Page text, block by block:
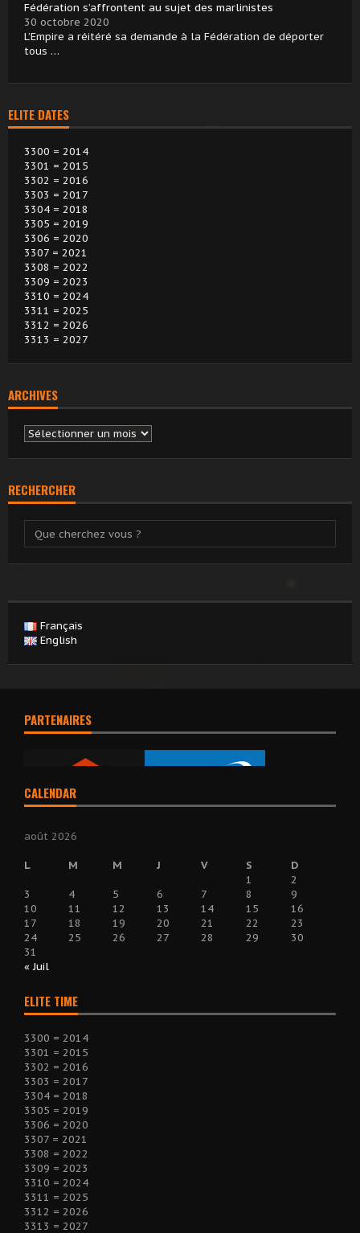
Fédération s’affrontent au sujet des marlinistes
30 octobre 2020
L’Empire a réitéré sa demande à la Fédération de déporter
tous …
ELITE DATES
3300 = 2014
3301 = 2015
3302 = 2016
3303 = 2017
3304 = 2018
3305 = 2019
3306 = 2020
3307 = 2021
3308 = 2022
3309 = 2023
3310 = 2024
3311 = 2025
3312 = 2026
3313 = 2027
ARCHIVES
Archives
RECHERCHER
Français
English
PARTENAIRES
CALENDAR
août 2026
L M M J V S
D
1
2
3
4 5 6 7 8
9
10
11 12 13 14 15
16
17
18 19 20 21 22
23
24
25 26 27 28 29
30
31
« Juil
ELITE TIME
3300 = 2014
3301 = 2015
3302 = 2016
3303 = 2017
3304 = 2018
3305 = 2019
3306 = 2020
3307 = 2021
3308 = 2022
3309 = 2023
3310 = 2024
3311 = 2025
3312 = 2026
3313 = 2027